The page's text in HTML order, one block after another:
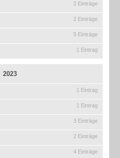
2 Einträge
2 Einträge
5 Einträge
1 Eintrag
2023
1 Eintrag
1 Eintrag
3 Einträge
2 Einträge
4 Einträge